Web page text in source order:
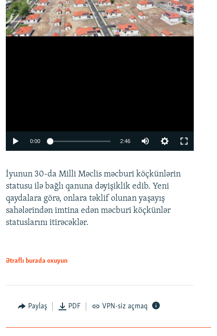
Auto 240p 360p 480p
720p 1080p
0:00 2:46
360p
480p
720p
İyunun 30-da Milli Məclis məcburi köçkünlərin
statusu ilə bağlı qanuna dəyişiklik edib. Yeni
qaydalara görə, onlara təklif olunan yaşayış
sahələrindən imtina edən məcburi köçkünlər
statuslarını itirəcəklər.
Ətraflı burada oxuyun
Paylaş PDF VPN-siz açmaq